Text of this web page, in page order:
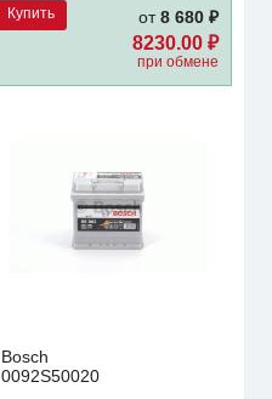
Купить от8 680 ₽
8230.00 ₽
при обмене
Bosch
0092S50020